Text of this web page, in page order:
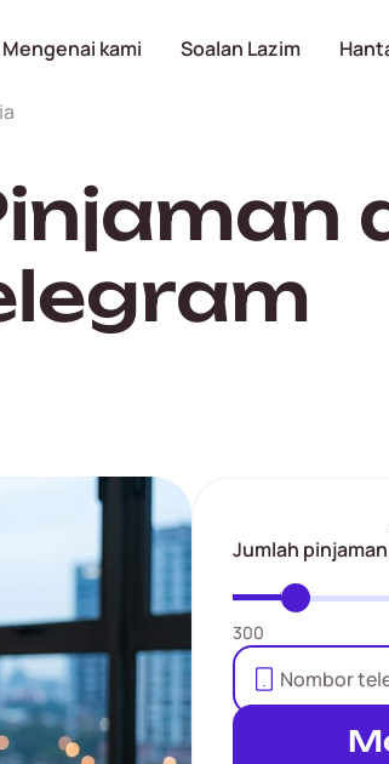
Mengenai kami Soalan Lazim
Jumlah pinjaman
300